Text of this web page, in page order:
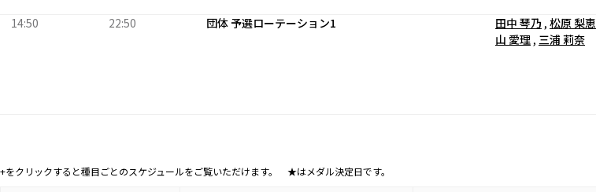
14:50
22:50 団体 予選ローテーション1 田中 琴乃 , 松原 梨恵
山 愛理 , 三浦 莉奈
+をクリックすると種目ごとのスケジュールをご覧いただけます。 ★はメダル決定日です。